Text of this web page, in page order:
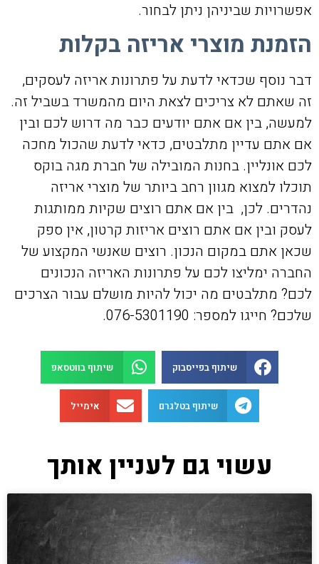
אפשרויות שביניהן ניתן לבחור.
הזמנת מוצרי אריזה בקלות
דבר נוסף שכדאי לדעת על פתרונות אריזה לעסקים,
זה שאתם לא צריכים לצאת היום מהמשרד בשביל זה.
למעשה, בין אם אתם יודעים כבר מה דרוש לכם ובין
אם אתם עדיין מתלבטים, כדאי לדעת שהכול מחכה
לכם אונליין. בחנות המובילה של חברת מגה בוקס
תוכלו למצוא מגוון רחב ביותר של מוצרי אריזה
נהדרים. לכן, בין אם אתם רוצים שקיות ממותגות
לעסק ובין אם אתם רוצים אריזות קרטון, אין ספק
שכאן אתם במקום הנכון. רוצים שאנשי המקצוע של
החברה ימליצו לכם על פתרונות האריזה הנכונים
לכם? מתלבטים מה יכול להיות מושלם עבור הצרכים
שלכם? חייגו למספר: 076-5301190.
שיתוף בפייסבוק שיתוף בווטסאפ
שיתוף בטלגרם אימייל
עשוי גם לעניין אותך